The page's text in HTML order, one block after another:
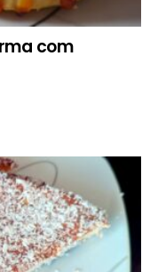
com